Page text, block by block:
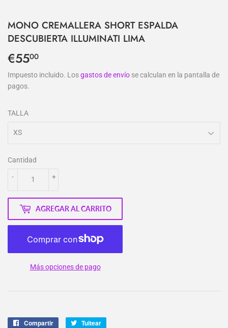
MONO CREMALLERA SHORT ESPALDA
DESCUBIERTA ILLUMINATI LIMA
€5500
Impuesto incluido. Losgastos de envío se calculan en la pantalla de
pagos.
TALLA
Cantidad
+
-
AGREGAR AL CARRITO
Más opciones de pago
Compartir
CompartirTuitear